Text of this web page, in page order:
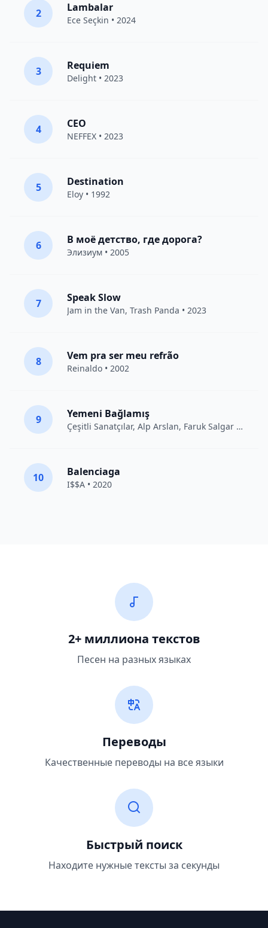
2 Lambalar
Ece Seçkin • 2024
3 Requiem
Delight • 2023
4 CEO
NEFFEX • 2023
5 Destination
Eloy • 1992
6 В моё детство, где дорога?
Элизиум • 2005
7 Speak Slow
Jam in the Van, Trash Panda • 2023
8 Vem pra ser meu refrão
Reinaldo • 2002
9 Yemeni Bağlamış
Çeşitli Sanatçılar, Alp Arslan, Faruk Salgar • 2012
10 Balenciaga
I$$A • 2020
2+ миллиона текстов
Песен на разных языках
Переводы
Качественные переводы на все языки
Быстрый поиск
Находите нужные тексты за секунды